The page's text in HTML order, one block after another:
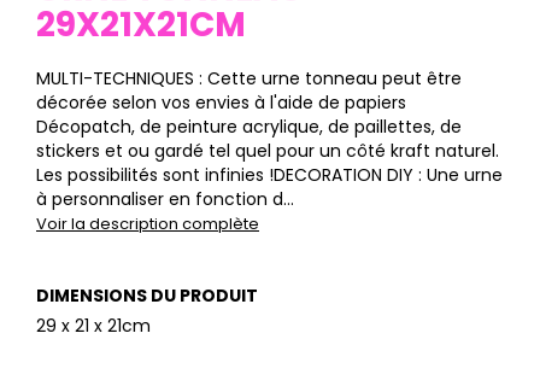
29X21X21CM
MULTI-TECHNIQUES : Cette urne tonneau peut être
décorée selon vos envies à l'aide de papiers
Décopatch, de peinture acrylique, de paillettes, de
stickers et ou gardé tel quel pour un côté kraft naturel.
Les possibilités sont infinies !DECORATION DIY : Une urne
à personnaliser en fonction d...
Voir la description complète
DIMENSIONS DU PRODUIT
29 x 21 x 21cm